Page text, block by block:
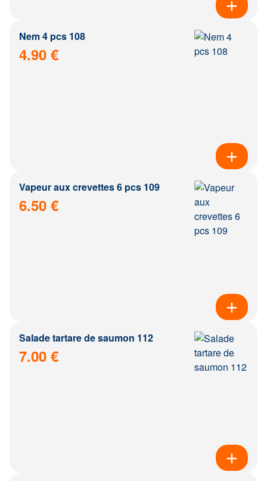
Nem 4 pcs 108
4.90 €
Vapeur aux crevettes 6 pcs 109
6.50 €
Salade tartare de saumon 112
7.00 €